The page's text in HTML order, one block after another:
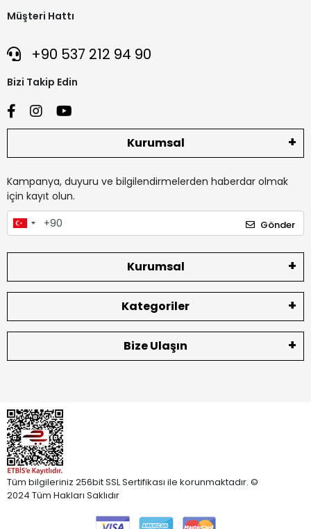
Müşteri Hattı
+90 537 212 94 90
Bizi Takip Edin
Kurumsal
Kampanya, duyuru ve bilgilendirmelerden haberdar olmak
için kayıt olun.
Gönder
Kurumsal
Kategoriler
Bize Ulaşın
Tüm bilgileriniz 256bit SSL Sertifikası ile korunmaktadır. ©
2024 Tüm Hakları Saklıdır